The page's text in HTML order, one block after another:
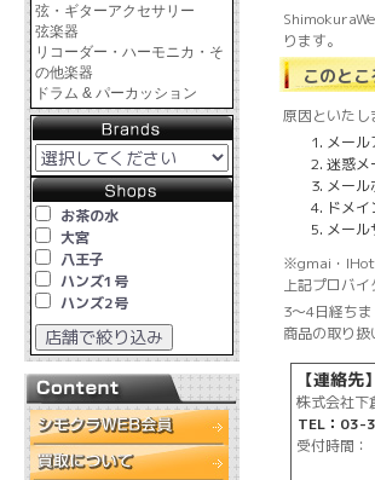
弦・ギターアクセサリー
弦楽器
リコーダー・ハーモニカ・そ
の他楽器
ドラム & パーカッション
お茶の水
大宮
八王子
ハンズ1号
ハンズ2号
ります。
このと
原因といたし
メール
迷惑メ
メール
ドメ
メール
※gmai・
上記プロバ
3～4日経ち
商品の取り
【連絡先】
株式会社
TEL：03-
受付時間
（休日